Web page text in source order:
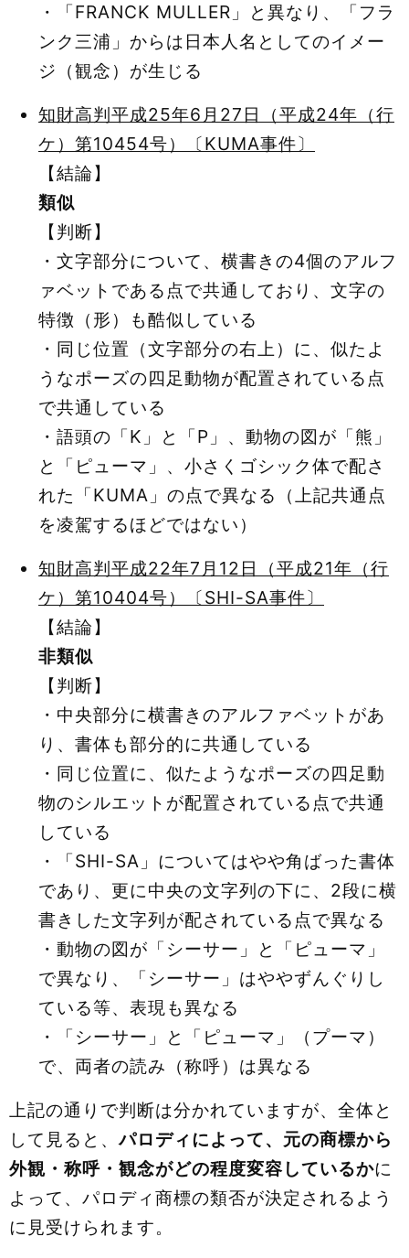
・「FRANCK MULLER」と異なり、「フラ
ンク三浦」からは日本人名としてのイメー
ジ（観念）が生じる
知財高判平成25年6月27日（平成24年（行
ケ）第10454号）〔KUMA事件〕
【結論】
類似
【判断】
・文字部分について、横書きの4個のアルフ
ァベットである点で共通しており、文字の
特徴（形）も酷似している
・同じ位置（文字部分の右上）に、似たよ
うなポーズの四足動物が配置されている点
で共通している
・語頭の「K」と「P」、動物の図が「熊」
と「ピューマ」、小さくゴシック体で配さ
れた「KUMA」の点で異なる（上記共通点
を凌駕するほどではない）
知財高判平成22年7月12日（平成21年（行
ケ）第10404号）〔SHI-SA事件〕
【結論】
非類似
【判断】
・中央部分に横書きのアルファベットがあ
り、書体も部分的に共通している
・同じ位置に、似たようなポーズの四足動
物のシルエットが配置されている点で共通
している
・「SHI-SA」についてはやや角ばった書体
であり、更に中央の文字列の下に、2段に横
書きした文字列が配されている点で異なる
・動物の図が「シーサー」と「ピューマ」
で異なり、「シーサー」はややずんぐりし
ている等、表現も異なる
・「シーサー」と「ピューマ」（プーマ）
で、両者の読み（称呼）は異なる
上記の通りで判断は分かれていますが、全体と
して見ると、パロディによって、元の商標から
外観・称呼・観念がどの程度変容しているかに
よって、パロディ商標の類否が決定されるよう
に見受けられます。